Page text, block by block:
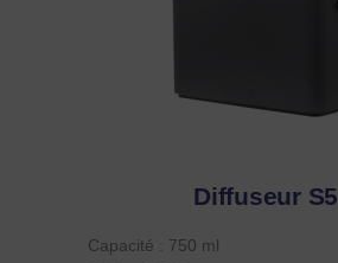
Diffuseur S5
Capacité : 750 ml